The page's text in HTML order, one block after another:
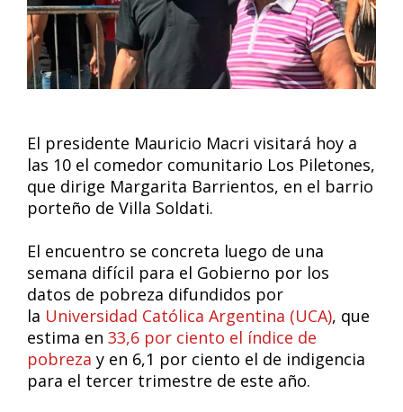
El presidente Mauricio Macri visitará hoy a
las 10 el comedor comunitario Los Piletones,
que dirige Margarita Barrientos, en el barrio
porteño de Villa Soldati.
El encuentro se concreta luego de una
semana difícil para el Gobierno por los
datos de pobreza difundidos por
la Universidad Católica Argentina (UCA), que
estima en 33,6 por ciento el índice de
pobreza y en 6,1 por ciento el de indigencia
para el tercer trimestre de este año.